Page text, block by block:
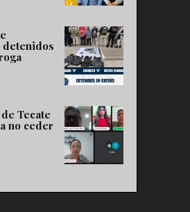
detenidos
Tecate
no ceder